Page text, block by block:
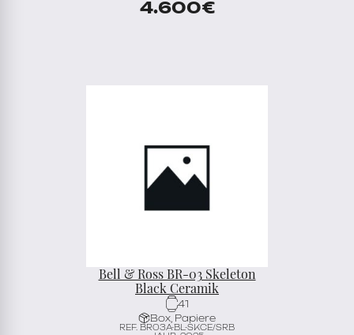
4.600€
Bell & Ross BR-03 Skeleton
Black Ceramik
41
Box, Papiere
REF. BR03A-BL-SKCE/SRB